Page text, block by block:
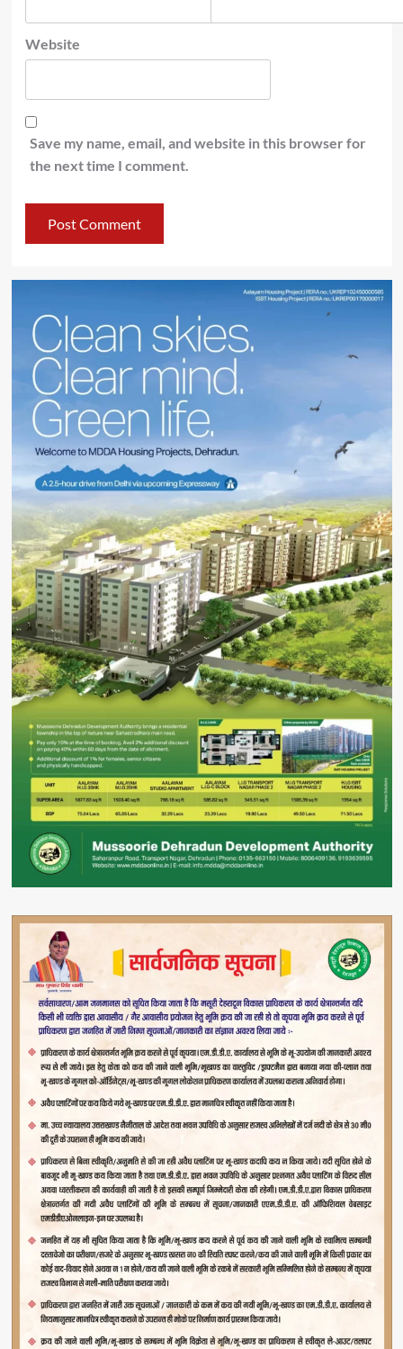
Website
Save my name, email, and website in this browser for
the next time I comment.